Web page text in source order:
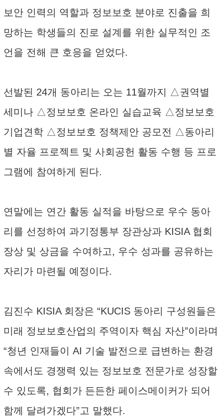
보안 인력의 역할과 정보보호 분야로 진출을 희
망하는 학생들의 진로 설계를 위한 실무적인 조
언을 전해 큰 호응을 얻었다.
선발된 24개 동아리는 오는 11월까지 △권역별
세미나 △정보보호 온라인 실습교육 △정보보호
기업견학 △정보보호 정책제안 공모전 △동아리
별 자율 프로젝트 및 사회공헌 활동 수행 등 프로
그램에 참여하게 된다.
연말에는 연간 활동 실적을 바탕으로 우수 동아
리를 선정하여 과기정통부 장관상과 KISIA 협회
장상 및 상금을 수여하고, 우수 성과를 공유하는
자리가 마련될 예정이다.
김진수 KISIA 회장은 “KUCIS 동아리 구성원들은
미래 정보보호산업의 주역이자 핵심 자산”이라며
“청년 인재들이 AI 기술 발전으로 급변하는 환경
속에서도 경쟁력 있는 정보보호 전문가로 성장할
수 있도록, 협회가 든든한 페이스메이커가 되어
함께 달려가겠다”고 말했다.